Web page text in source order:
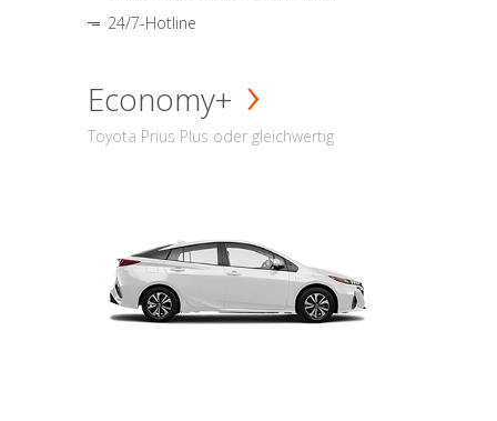
24/7-Hotline
Economy+
Toyota Prius Plus oder gleichwertig